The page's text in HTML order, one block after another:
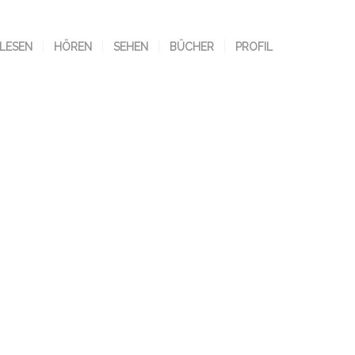
HÖREN SEHEN BÜCHER PROFIL